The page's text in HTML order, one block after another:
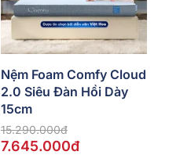
Nệm Foam Comfy Cloud
2.0 Siêu Đàn Hồi Dày
15cm
15.290.000đ
7.645.000đ